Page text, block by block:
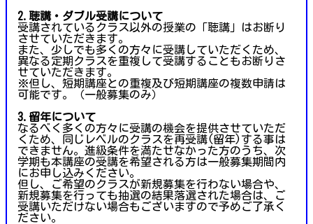
2.聴講・ダブル受講について
受講されているクラス以外の授業の「聴講」はお断り
させていただきます。
また、少しでも多くの方々に受講していただくため、
異なる定期クラスを重複して受講することもお断りさ
せていただきます。
※但し、短期講座との重複及び短期講座の複数申請は
可能です。（一般募集のみ）
3.留年について
なるべく多くの方々に受講の機会を提供させていただ
くため、同じレベルのクラスを再受講(留年)する事は
できません。進級条件を満たせなかった方のうち、次
学期も本講座の受講を希望される方は一般募集期間内
にお申し込みください。
但し、ご希望のクラスが新規募集を行わない場合や、
新規募集を行っても抽選の結果落選された場合は、ご
受講いただけない場合もございますので予めご了承く
ださい。